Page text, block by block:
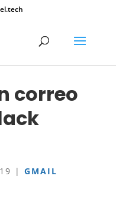
correo
| GMAIL